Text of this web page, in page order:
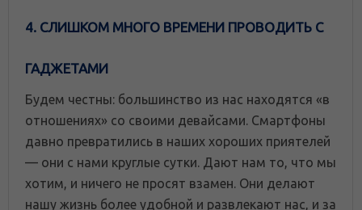
4. СЛИШКОМ МНОГО ВРЕМЕНИ ПРОВОДИТЬ С
ГАДЖЕТАМИ
Будем честны: большинство из нас находятся «в
отношениях» со своими девайсами. Смартфоны
давно превратились в наших хороших приятелей
— они с нами круглые сутки. Дают нам то, что мы
хотим, и ничего не просят взамен. Они делают
нашу жизнь более удобной и развлекают нас, и за